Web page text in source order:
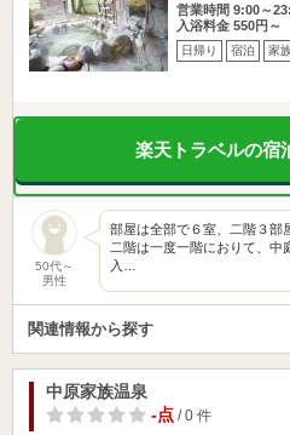
営業時間 9:00～
入浴料金 550円～
日帰り 宿泊 家
楽天トラベルの宿
50代～
男性
部屋は全部で６室、二階３部
二階は一度一階におりて、中
入…
関連情報から探す
中原家族温泉
-点/ 0 件